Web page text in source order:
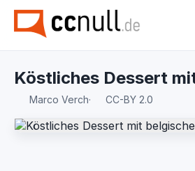
Köstliches Dessert
Marco Verch· CC-BY 2.0